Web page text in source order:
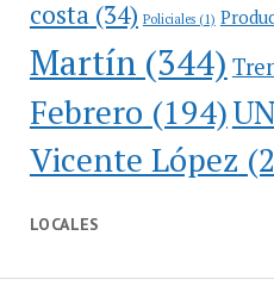
costa(34) Policiales(1)
Martín(344)
Febrero (194)
Vicente López
LOCALES